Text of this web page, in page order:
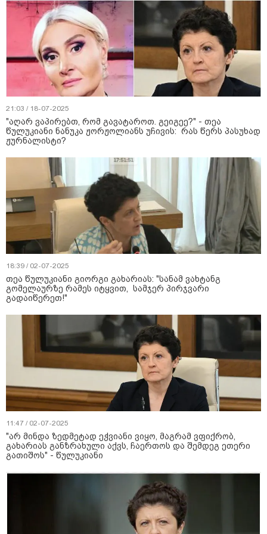
21:03 / 18-07-2025
"აღარ ვაპირებთ, რომ გავატაროთ. გეიგეე?" - თეა
წულუკიანი ნანუკა ჟორჟოლიანს უჩივის: რას წერს პასუხად
ჟურნალისტი?
18:39 / 02-07-2025
თეა წულუკიანი გიორგი გახარიას: "სანამ ვახტანგ
გომელაურზე რამეს იტყვით, სამჯერ პირჯვარი
გადაიწერეთ!"
11:47 / 02-07-2025
"არ მინდა ზედმეტად ეჭვიანი ვიყო, მაგრამ ვფიქრობ,
გახარიას განზრახული აქვს, ჩაერთოს და შემდეგ ეთერი
გათიშოს" - წულუკიანი